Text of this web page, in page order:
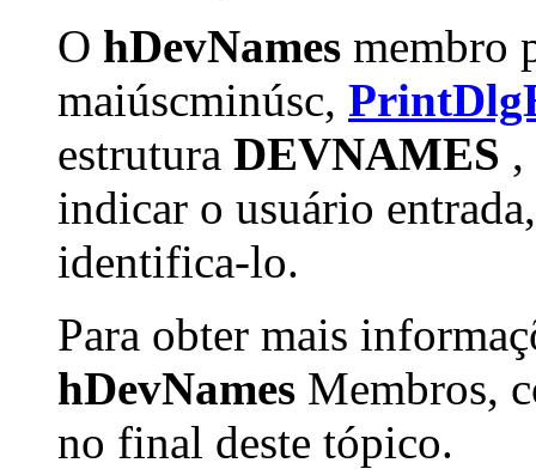
O hDevNames membro
maiúscminúsc,
estrutura DEVNAMES ,
indicar o usuário
identifica-lo.
Para obter mais
hDevNames Membros,
no final deste tópico.